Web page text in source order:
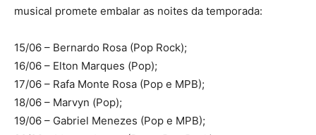
musical promete embalar as noites da temporada:
15/06 – Bernardo Rosa (Pop Rock);
16/06 – Elton Marques (Pop);
17/06 – Rafa Monte Rosa (Pop e MPB);
18/06 – Marvyn (Pop);
19/06 – Gabriel Menezes (Pop e MPB);